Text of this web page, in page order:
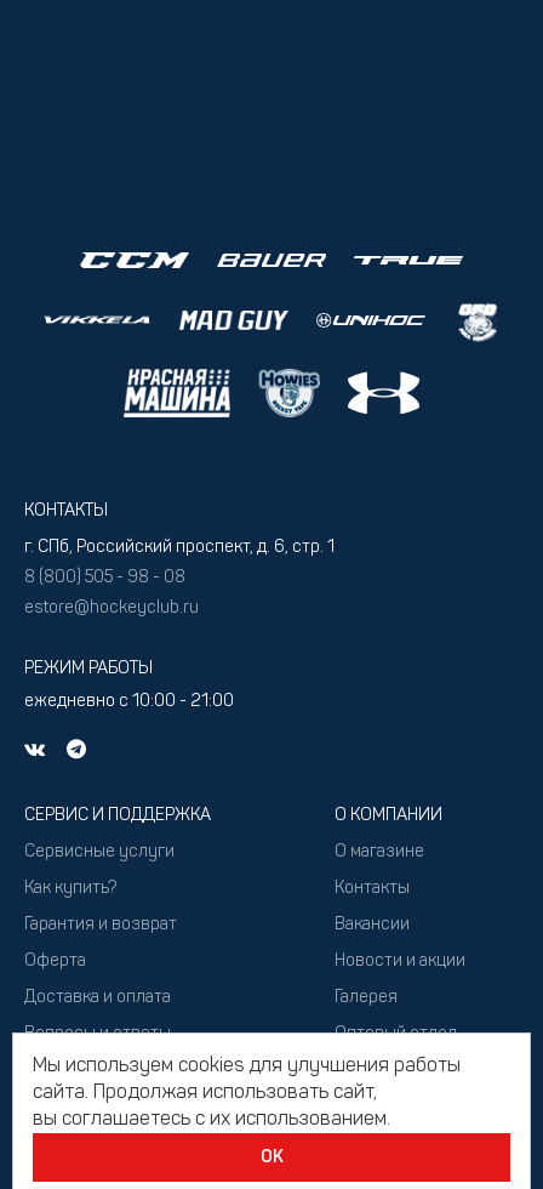
КОНТАКТЫ
г. СПб, Российский проспект, д. 6, стр. 1
8 (800) 505 - 98 - 08
estore@hockeyclub.ru
РЕЖИМ РАБОТЫ
ежедневно с 10:00 - 21:00
СЕРВИС И ПОДДЕРЖКА
Сервисные услуги
Как купить?
Гарантия и возврат
Оферта
Доставка и оплата
Вопросы и ответы
Подарочный сертификат
О КОМПАНИИ
О магазине
Контакты
Вакансии
Новости и акции
Галерея
Оптовый отдел
Мы используем cookies для улучшения работы
сайта. Продолжая использовать сайт,
вы соглашаетесь с их использованием.
ОК